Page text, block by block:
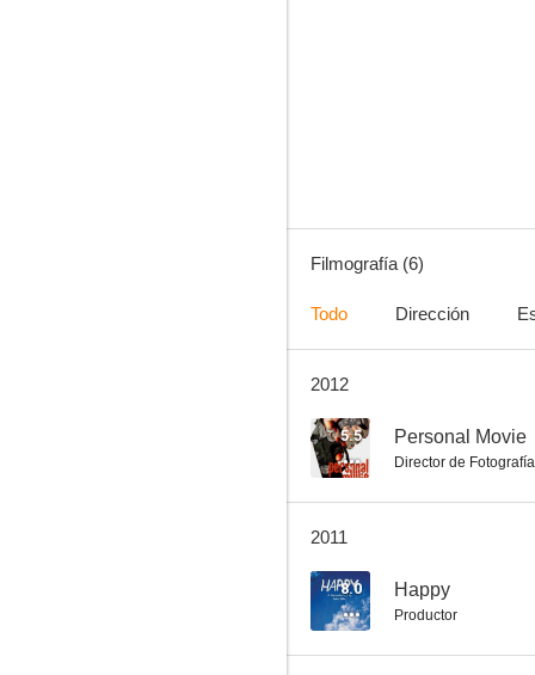
Filmografía (6)
Todo Dirección
2012
5.5 Personal Movie
Director de Fotografía
2011
8.0 Happy
Productor